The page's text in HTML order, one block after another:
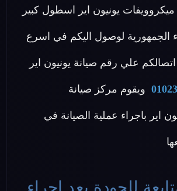
يونيون اير اسطول كبير
الجمهورية لوصول اليكم في اسرع
علي رقم صيانة يونيون اير
ويقوم مركز صيانة
اير باجراء عملية الصيانة في
للجودة بعد اجراء